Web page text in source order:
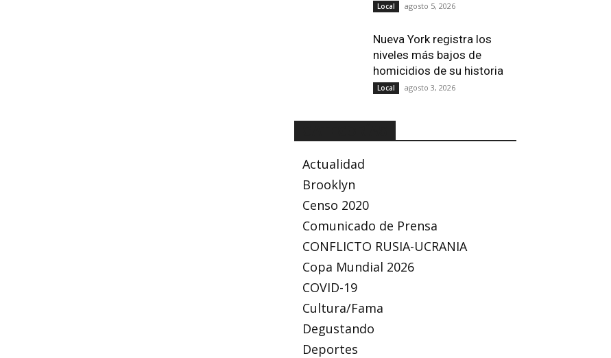
Local agosto 5, 2026
Nueva York registra los
niveles más bajos de
homicidios de su historia
Local agosto 3, 2026
Actualidad
Brooklyn
Censo 2020
Comunicado de Prensa
CONFLICTO RUSIA-UCRANIA
Copa Mundial 2026
COVID-19
Cultura/Fama
Degustando
Deportes